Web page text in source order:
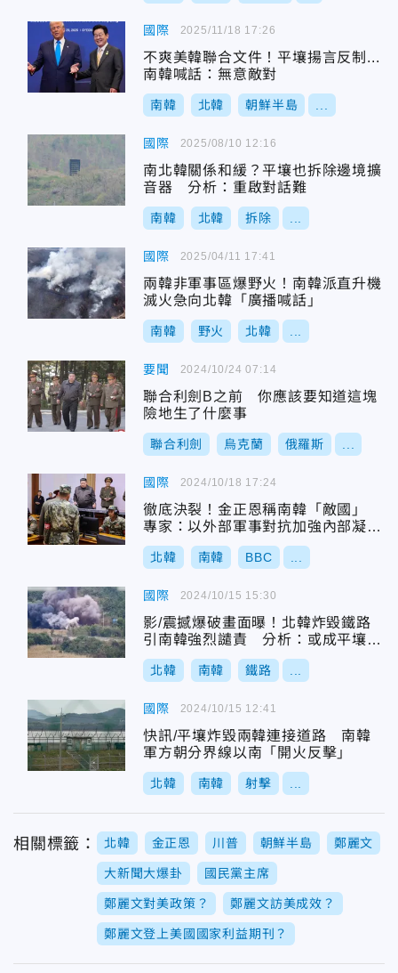
國際
不爽美韓聯合文件！平壤揚言反制...
南韓喊話：無意敵對
南韓 北韓 朝鮮半島
2025/11/18 17:26
國際
南北韓關係和緩？平壤也拆除邊境擴
音器 分析：重啟對話難
南韓 北韓 拆除
2025/08/10 12:16
國際
兩韓非軍事區爆野火！南韓派直升機
滅火急向北韓「廣播喊話」
南韓 野火 北韓
2025/04/11 17:41
要聞
聯合利劍B之前 你應該要知道這塊
險地生了什麼事
聯合利劍 烏克蘭 俄羅斯
2024/10/24 07:14
國際
徹底決裂！金正恩稱南韓「敵國」
專家：以外部軍事對抗加強內部凝聚
力
北韓 南韓 BBC
2024/10/18 17:24
國際
影/震撼爆破畫面曝！北韓炸毀鐵路
引南韓強烈譴責 分析：或成平壤宣
傳工具
北韓 南韓 鐵路
2024/10/15 15:30
國際
快訊/平壤炸毀兩韓連接道路 南韓
軍方朝分界線以南「開火反擊」
北韓 南韓 射擊
2024/10/15 12:41
相關標籤： 北韓 金正恩 川普 朝鮮半島 鄭麗文
大新聞大爆卦 國民黨主席
鄭麗文對美政策？ 鄭麗文訪美成效？
鄭麗文登上美國國家利益期刊？